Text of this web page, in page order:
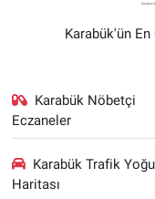
Karabük'ün
Karabük Nöbetçi
Eczaneler
Karabük Trafik
Haritası